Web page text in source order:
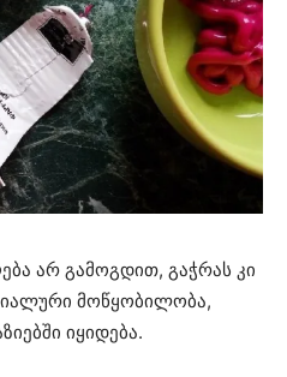
არ გამოგდით, გაჭრას კი
მოწყობილობა,
იყიდება.